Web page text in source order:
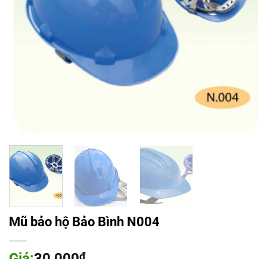
Mũ bảo hộ Bảo Bình N004
₫